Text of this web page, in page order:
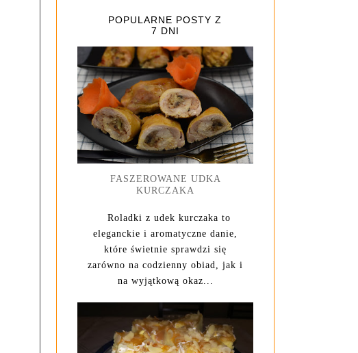
POPULARNE POSTY Z
7 DNI
FASZEROWANE UDKA
KURCZAKA
Roladki z udek kurczaka to
eleganckie i aromatyczne danie,
które świetnie sprawdzi się
zarówno na codzienny obiad, jak i
na wyjątkową okaz...